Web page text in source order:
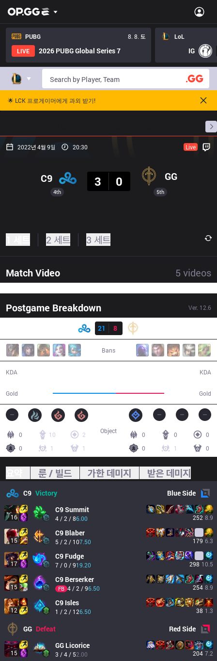
PUBG
8. 8. 토
LIVE
2026 PUBG Global Series 7
LoL
IG
🌟 LCK 프로게이머에게 과외 받기!
프로빌
2022년 4월 9일 20:30 Live
4th
C9
3
0 GG
5th
2 세트 3 세트
Match Video 5 videos
Postgame Breakdown Ver. 12.6
21
8
Bans
KDA
Gold Gold
KDA
0 10
2
0
1 1
0 0
0
0
1 0
Object
룬 / 빌드 가한 데미지 받은 데미지
C9 Victory BlueSide
16
C9Summit
4 / 2 / 86.00 252 8.9
15
C9 Blaber
5 / 2 / 107.50 179 6.3
17
C9 Fudge
7 / 0 / 919.20 298 10.5
15
C9 Berserker
FB 4 / 2 / 96.50 254 8.9
12
C9 Isles
1 / 2 / 126.50 38 1.3
GG Defeat RedSide
15
GG Licorice
3 / 4 / 52.00 204 7.2